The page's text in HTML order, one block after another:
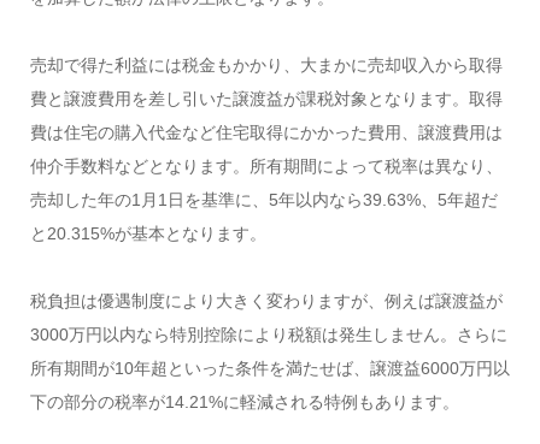
売却で得た利益には税金もかかり、大まかに売却収入から取得
費と譲渡費用を差し引いた譲渡益が課税対象となります。取得
費は住宅の購入代金など住宅取得にかかった費用、譲渡費用は
仲介手数料などとなります。所有期間によって税率は異なり、
売却した年の1月1日を基準に、5年以内なら39.63%、5年超だ
と20.315%が基本となります。
税負担は優遇制度により大きく変わりますが、例えば譲渡益が
3000万円以内なら特別控除により税額は発生しません。さらに
所有期間が10年超といった条件を満たせば、譲渡益6000万円以
下の部分の税率が14.21%に軽減される特例もあります。